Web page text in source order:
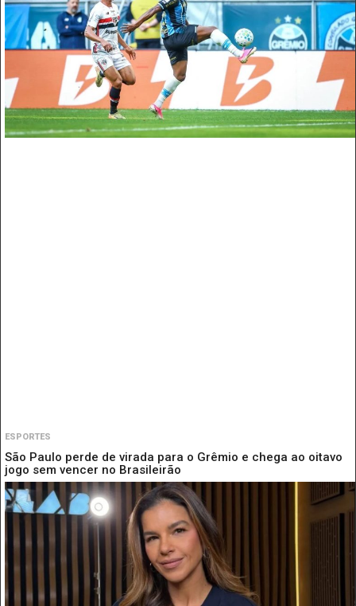
ESPORTES
São Paulo perde de virada para o Grêmio e chega ao oitavo
jogo sem vencer no Brasileirão